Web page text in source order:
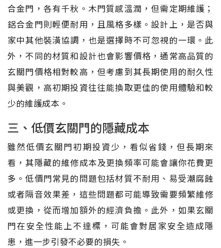
合金門，各有千秋。木門質感溫潤，但需定期維護；
鋁合金門則輕便耐用，且風格多樣。設計上，是否與
家中其他裝潢協調，也是選擇時不可忽視的一環。此
外，不同的材質和設計也會影響價格，通常高品質的
玄關門價格相對較高，但考慮到其長期使用的耐久性
與美觀，高初期投資往往能換取更佳的使用體驗和較
少的維護成本。
三、低價玄關門的隱藏成本
雖然低價玄關門初期投資少，看似省錢，但長期來
看，其隱藏的維修成本及更換頻率可能會讓你花費更
多。低價門常見的問題包括材質不耐用、易受潮腐蝕
或者隔音效果差，這些問題都可能導致需要頻繁維修
或更換，從而增加額外的經濟負擔。此外，如果玄關
門在安全性能上不達標，可能會對居家安全造成隱
患，進一步引發不必要的損失。